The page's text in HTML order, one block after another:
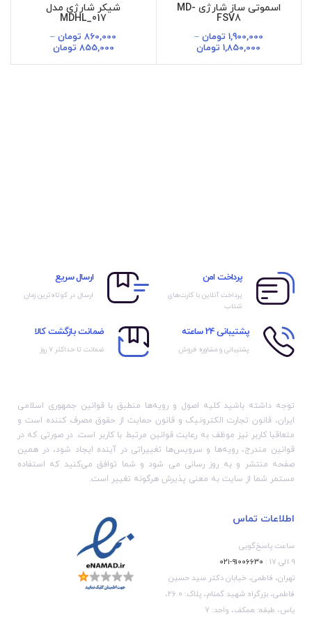
اسموتی ساز شارژی MD-
FSV8
1,900,000 تومان –
1,850,000 تومان
شیکر شارژی مدل
MDHL_017
860,000 تومان –
855,000 تومان
پرداخت امن
پرداخت آنلاین با کارت‌های
شتاب
ارسال سریع
ارسال در کوتاه‌ترین زمان
پشتیبانی 24 ساعته
پشتیبانی و مشاوره فروش
ضمانت بازگشت کالا
ضمانت تا حداکثر ۷ روز
توجه داشته باشید کلیه اصول و رویه‏‌ها منطبق با قوانین جمهوری اسلامی
ایران، قانون تجارت الکترونیک و قانون حمایت از حقوق مصرف کننده است و
متعاقبا کاربر نیز موظف به رعایت قوانین مرتبط با کاربر است. در صورتی که در
قوانین مندرج، رویه‏‌ها و سرویس‏‌ها تغییراتی در آینده ایجاد شود، در همین
صفحه منتشر و به روز رسانی می شود و شما توافق می‏‌کنید که استفاده
مستمر شما از سایت به معنی پذیرش هرگونه تغییر است.
اطلاعات تماس
ساعت پاسخ‌گویی
۹ الی ۱۷ :
۹۱۰۰۶۶۳۰-۰۲۱
تهران، فاطمی، خیابان دکتر سید حسین
فاطمی، بزرگراه شهید گمنام، پلاک: 26.0،
یاس، طبقه: همکف، واحد: 7